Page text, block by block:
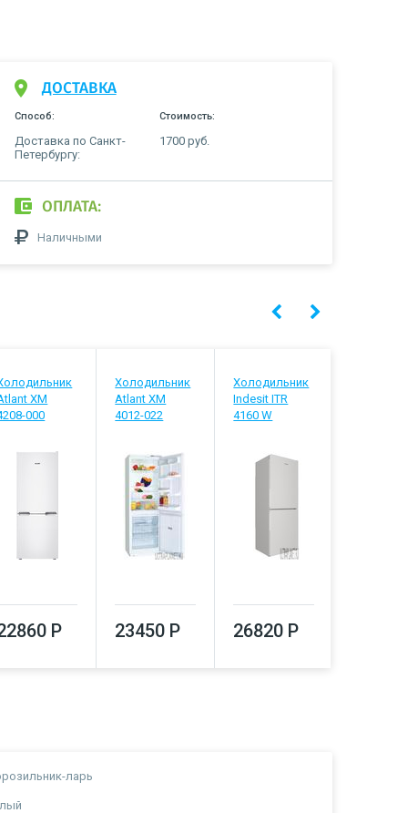
ДОСТАВКА
Способ: Стоимость:
Доставка по Санкт-
Петербургу:
1700 руб.
ОПЛАТА:
Наличными
ХМ
000
Р
Холодильник
Atlant ХМ
4012-022
23450 Р
Холодильник
Indesit ITR
4160 W
26820 Р
ларь